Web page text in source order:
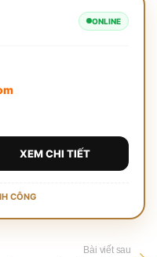
ONLINE
XEM CHI TIẾT
CÔNG
Bài viết sau